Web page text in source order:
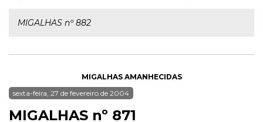
MIGALHAS nº 882
MIGALHAS AMANHECIDAS
sexta-feira, 27 de fevereiro de 2004
MIGALHAS nº 871